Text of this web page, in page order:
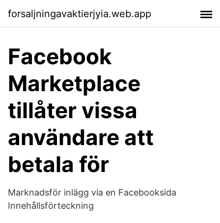
forsaljningavaktierjyia.web.app
Facebook
Marketplace
tillåter vissa
användare att
betala för
Marknadsför inlägg via en Facebooksida
Innehållsförteckning